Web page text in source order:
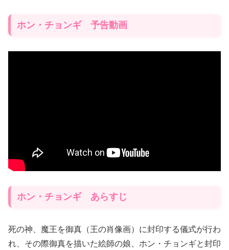
ホン・チョンギ 予告動画
ホン・チョンギ あらすじ
死の神、魔王を御真（王の肖像画）に封印する儀式が行わ
れ、その際御真を描いた絵師の娘、ホン・チョンギと封印